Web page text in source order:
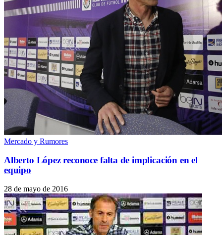
Mercado y Rumores
Alberto López reconoce falta de implicación en el
equipo
28 de mayo de 2016